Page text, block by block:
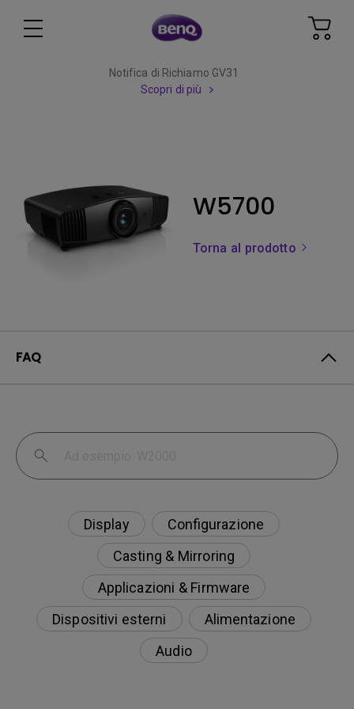
Notifica di Richiamo GV31
Scopri di più
W5700
Torna al prodotto
FAQ
Display
Configurazione
Casting & Mirroring
Applicazioni & Firmware
Dispositivi esterni
Alimentazione
Audio